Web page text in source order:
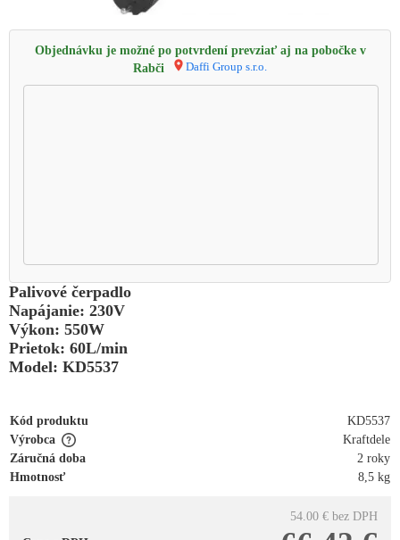
Objednávku je možné po potvrdení prevziať aj na pobočke v
Rabči
Daffi Group s.r.o.
Palivové čerpadlo
Napájanie: 230V
Výkon: 550W
Prietok: 60L/min
Model: KD5537
Kód produktu
KD5537
Výrobca
Kraftdele
Záručná doba
2 roky
Hmotnosť
8,5 kg
54.00 € bez DPH